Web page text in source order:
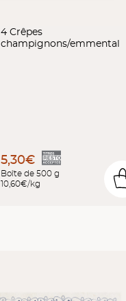
4 Crêpes
champignons/emmental
5,30€
Boîte de 500 g
10,60€/kg
0